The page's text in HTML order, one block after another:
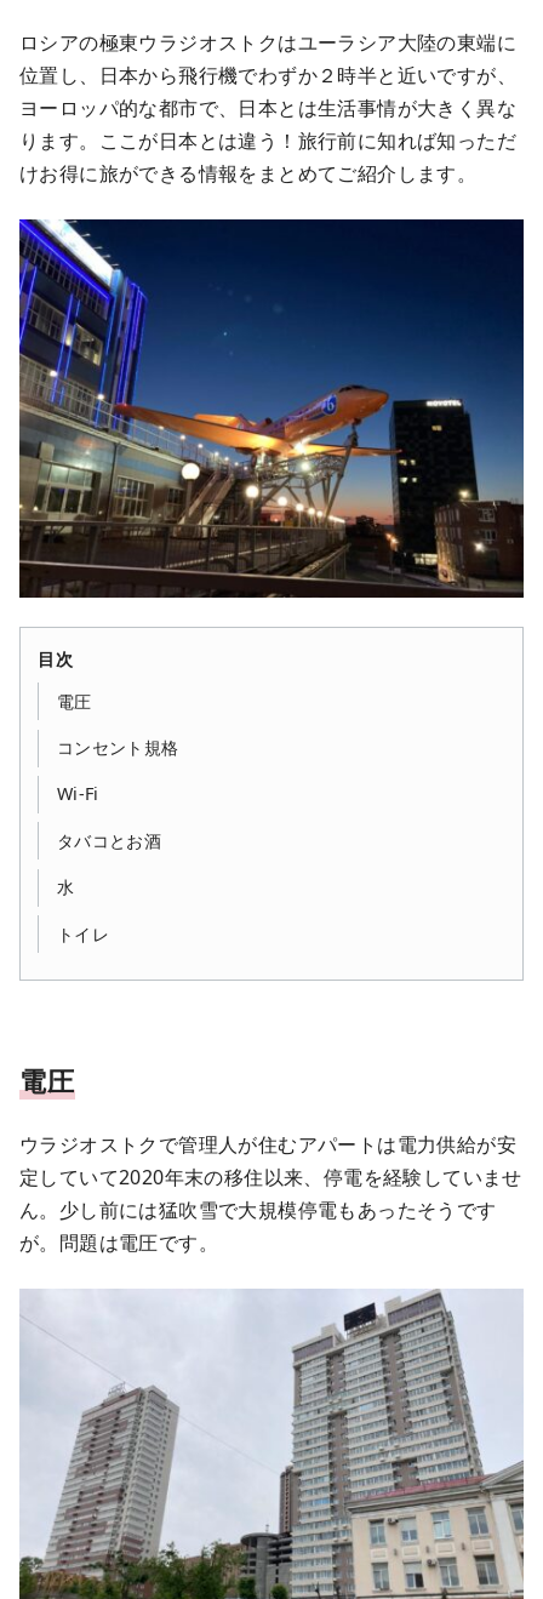
ロシアの極東ウラジオストクはユーラシア大陸の東端に
位置し、日本から飛行機でわずか２時半と近いですが、
ヨーロッパ的な都市で、日本とは生活事情が大きく異な
ります。ここが日本とは違う！旅行前に知れば知っただ
けお得に旅ができる情報をまとめてご紹介します。
目次
電圧
コンセント規格
Wi-Fi
タバコとお酒
水
トイレ
電圧
ウラジオストクで管理人が住むアパートは電力供給が安
定していて2020年末の移住以来、停電を経験していませ
ん。少し前には猛吹雪で大規模停電もあったそうです
が。問題は電圧です。